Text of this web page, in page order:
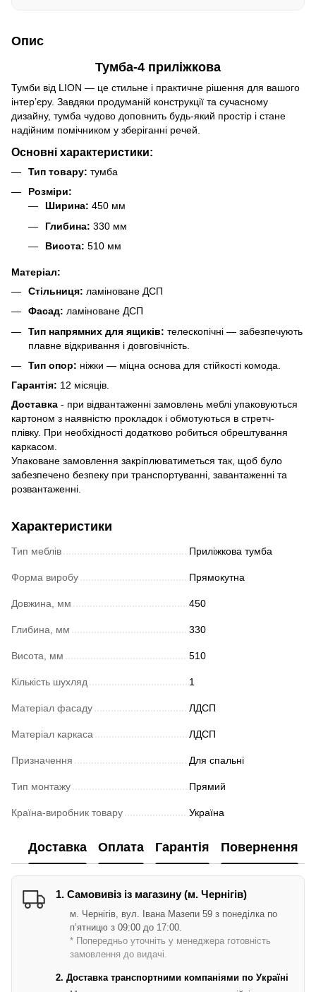
Опис
Тумба-4 приліжкова
Тумби від LION — це стильне і практичне рішення для вашого
інтер’єру. Завдяки продуманій конструкції та сучасному
дизайну, тумба чудово доповнить будь-який простір і стане
надійним помічником у зберіганні речей.
Основні характеристики:
Тип товару: тумба
Розміри:
Ширина: 450 мм
Глибина: 330 мм
Висота: 510 мм
Матеріал:
Стільниця: ламіноване ДСП
Фасад: ламіноване ДСП
Тип напрямних для ящиків: телескопічні — забезпечують
плавне відкривання і довговічність.
Тип опор: ніжки — міцна основа для стійкості комода.
Гарантія: 12 місяців.
Доставка - при відвантаженні замовлень меблі упаковуються
картоном з наявністю прокладок і обмотуються в стретч-
плівку. При необхідності додатково робиться обрештування
каркасом.
Упаковане замовлення закріплюватиметься так, щоб було
забезпечено безпеку при транспортуванні, завантаженні та
розвантаженні.
Характеристики
Тип меблів Приліжкова тумба
Форма виробу Прямокутна
Довжина, мм 450
Глибина, мм 330
Висота, мм 510
Кількість шухляд 1
Матеріал фасаду ЛДСП
Матеріал каркаса ЛДСП
Призначення Для спальні
Тип монтажу Прямий
Країна-виробник товару Україна
Доставка Оплата Гарантія Повернення
1. Самовивіз із магазину (м. Чернігів)
м. Чернігів, вул. Івана Мазепи 59 з понеділка по
п’ятницю з 09:00 до 17:00.
* Попередньо уточніть у менеджера готовність
замовлення до видачі.
2. Доставка транспортними компаніями по Україні